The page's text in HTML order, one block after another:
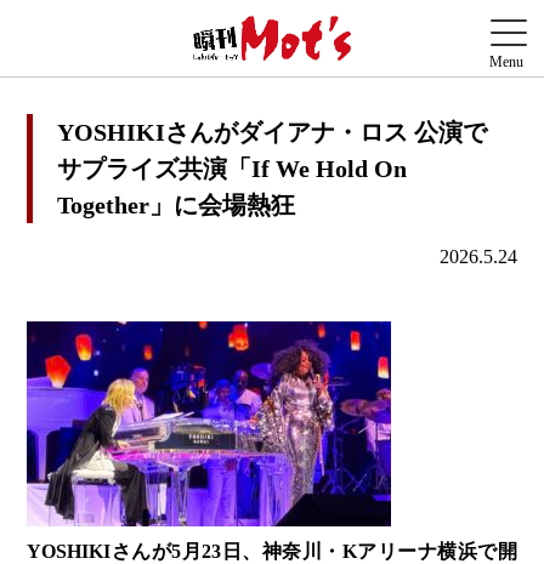
YOSHIKIさんがダイアナ・ロス 公演で
サプライズ共演「If We Hold On
Together」に会場熱狂
2026.5.24
YOSHIKIさんが5月23日、神奈川・Kアリーナ横浜で開